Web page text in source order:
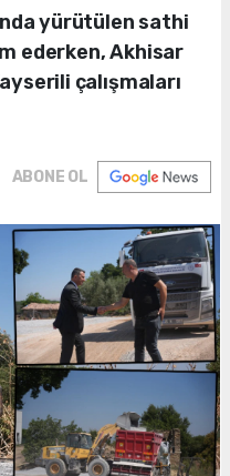
yürütülen sathi
ederken, Akhisar
çalışmaları
ABONE OL